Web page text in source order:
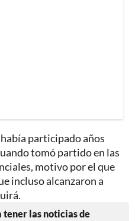
participado años
tomó partido en las
motivo por el que
incluso alcanzaron a
tener las noticias de